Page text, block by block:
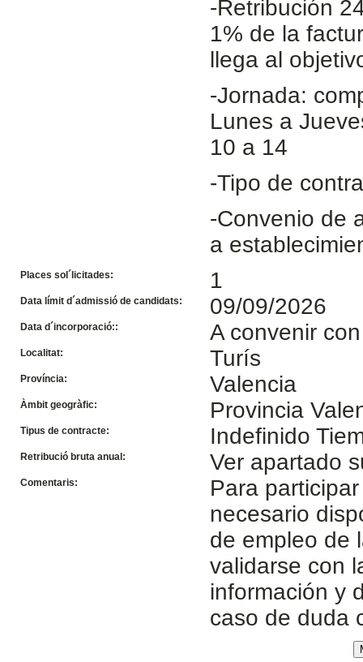
-Retribución
1% de la
llega al
-Jornada:
Lunes a
10 a 14
-Tipo de
-Convenio de
a
Places sol´licitades: 1
Data límit d´admissió de candidats: 09/09/2026
Data d´incorporació:: A convenir
Localitat: Turís
Província: Valencia
Àmbit geogràfic: Provincia
Tipus de contracte: Indefinido
Retribució bruta anual: Ver apartado
Comentaris:
Para
necesario
de empleo de
validarse con
información y
caso de duda